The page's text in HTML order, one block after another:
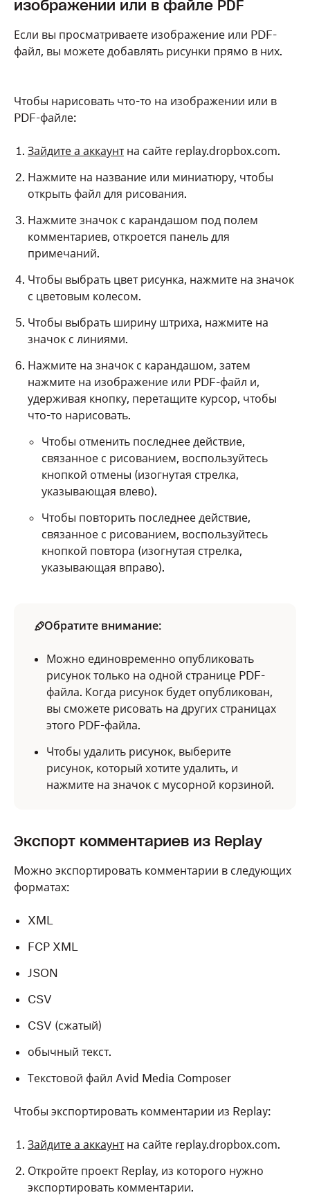
изображении или в файле PDF
Если вы просматриваете изображение или PDF-
файл, вы можете добавлять рисунки прямо в них.
Чтобы нарисовать что-то на изображении или в
PDF-файле:
Зайдите а аккаунтна сайте replay.dropbox.com.
Нажмите на название или миниатюру, чтобы
открыть файл для рисования.
Нажмите значок с карандашом под полем
комментариев, откроется панель для
примечаний.
Чтобы выбрать цвет рисунка, нажмите на значок
с цветовым колесом.
Чтобы выбрать ширину штриха, нажмите на
значок с линиями.
Нажмите на значок с карандашом, затем
нажмите на изображение или PDF-файл и,
удерживая кнопку, перетащите курсор, чтобы
что-то нарисовать.
Чтобы отменить последнее действие,
связанное с рисованием, воспользуйтесь
кнопкой отмены (изогнутая стрелка,
указывающая влево).
Чтобы повторить последнее действие,
связанное с рисованием, воспользуйтесь
кнопкой повтора (изогнутая стрелка,
указывающая вправо).
Обратите внимание:
Можно единовременно опубликовать
рисунок только на одной странице PDF-
файла. Когда рисунок будет опубликован,
вы сможете рисовать на других страницах
этого PDF-файла.
Чтобы удалить рисунок, выберите
рисунок, который хотите удалить, и
нажмите на значок с мусорной корзиной.
Экспорт комментариев из Replay
Можно экспортировать комментарии в следующих
форматах:
XML
FCP XML
JSON
CSV
CSV (сжатый)
обычный текст.
Текстовой файл Avid Media Composer
Чтобы экспортировать комментарии из Replay:
Зайдите а аккаунтна сайте replay.dropbox.com.
Откройте проект Replay, из которого нужно
экспортировать комментарии.